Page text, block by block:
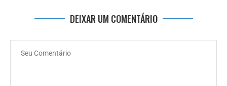
DEIXAR UM COMENTÁRIO